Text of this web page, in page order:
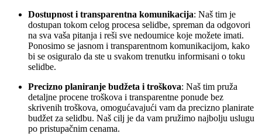
Dostupnost i transparentna komunikacija: Naš tim je
dostupan tokom celog procesa selidbe, spreman da odgovori
na sva vaša pitanja i reši sve nedoumice koje možete imati.
Ponosimo se jasnom i transparentnom komunikacijom, kako
bi se osiguralo da ste u svakom trenutku informisani o toku
selidbe.
Precizno planiranje budžeta i troškova: Naš tim pruža
detaljne procene troškova i transparentne ponude bez
skrivenih troškova, omogućavajući vam da precizno planirate
budžet za selidbu. Naš cilj je da vam pružimo najbolju uslugu
po pristupačnim cenama.